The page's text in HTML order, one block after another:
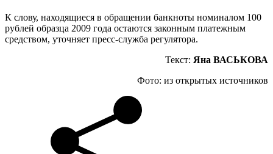
К слову, находящиеся в обращении банкноты номиналом 100
рублей образца 2009 года остаются законным платежным
средством, уточняет пресс-служба регулятора.
Текст: Яна ВАСЬКОВА
Фото: из открытых источников